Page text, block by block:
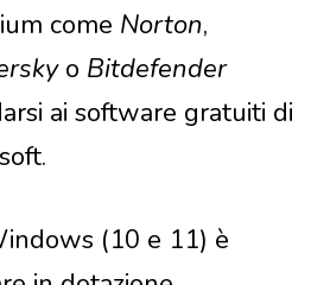
come Norton,
o Bitdefender
ai software gratuiti di
(10 e 11) è